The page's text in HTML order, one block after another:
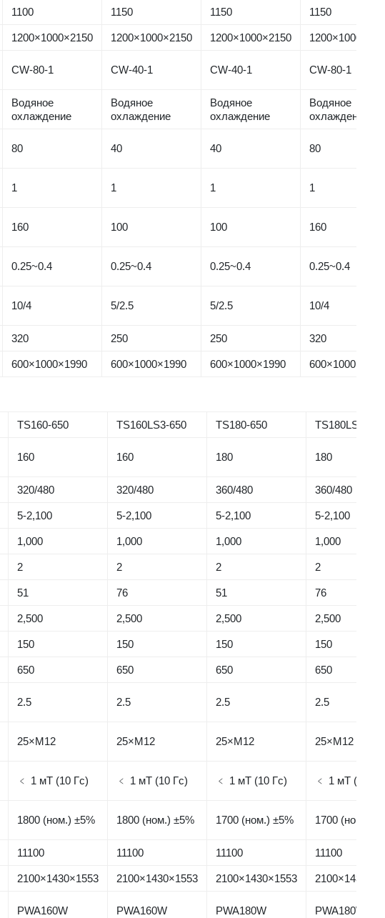
1100 1150 1150 1150
1200×1000×2150 1200×1000×2150 1200×1000×2150
CW-80-1 CW-40-1 CW-40-1 CW-80-1
Водяное
охлаждение
Водяное
охлаждение
Водяное
охлаждение
Водяное
охлаждение
80 40 40 80
1 1 1 1
160 100 100 160
0.25~0.4 0.25~0.4 0.25~0.4 0.25~0.4
10/4 5/2.5 5/2.5 10/4
320 250 250 320
600×1000×1990 600×1000×1990 600×1000×1990 600×1000×1990
TS160-650 TS160LS3-650 TS180-650 TS180LS3-650
160 160 180 180
320/480 320/480 360/480 360/480
5-2,100 5-2,100 5-2,100 5-2,100
1,000 1,000 1,000 1,000
2 2 2 2
51 76 51 76
2,500 2,500 2,500 2,500
150 150 150 150
650 650 650 650
2.5 2.5 2.5 2.5
25×M12 25×M12 25×M12 25×M12
﹤ 1 мТ (10 Гс) ﹤ 1 мТ (10 Гс) ﹤ 1 мТ (10 Гс) ﹤ 1 мТ (10
1800 (ном.) ±5% 1800 (ном.) ±5% 1700 (ном.) ±5% 1700 (ном.)
11100 11100 11100 11100
2100×1430×1553 2100×1430×1553 2100×1430×1553
PWA160W PWA160W PWA180W PWA180W